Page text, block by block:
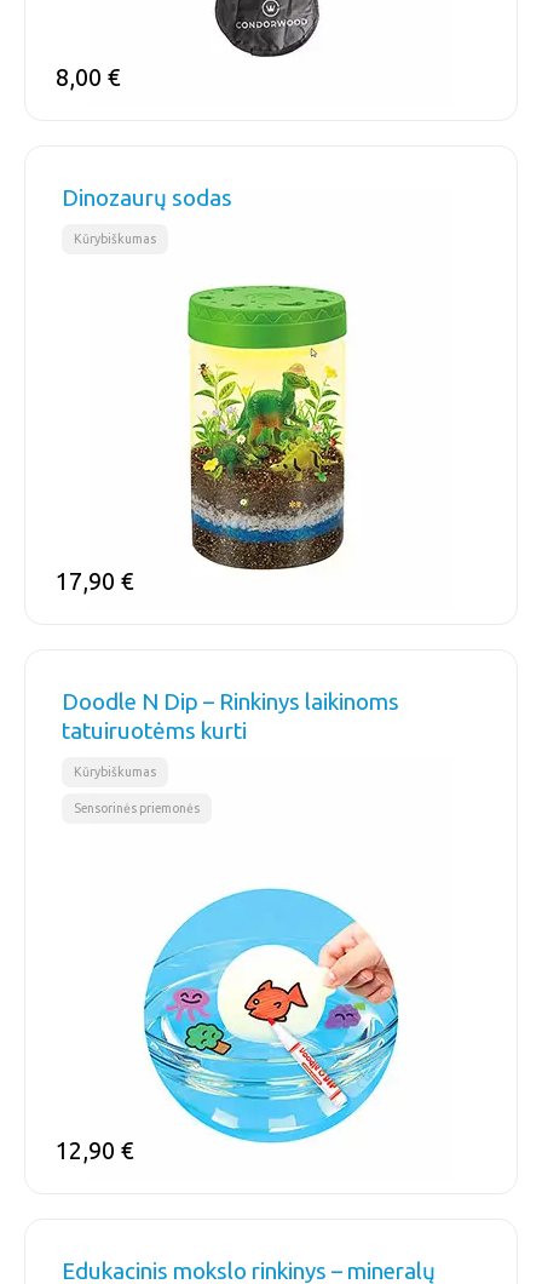
8,00 €
Dinozaurų sodas
Kūrybiškumas
17,90 €
Doodle N Dip – Rinkinys laikinoms
tatuiruotėms kurti
Kūrybiškumas
Sensorinės priemonės
12,90 €
Edukacinis mokslo rinkinys – mineralų